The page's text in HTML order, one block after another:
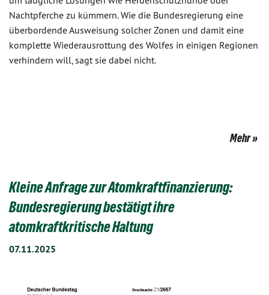
Nachtpferche zu kümmern. Wie die Bundesregierung eine
überbordende Ausweisung solcher Zonen und damit eine
komplette Wiederausrottung des Wolfes in einigen Regionen
verhindern will, sagt sie dabei nicht.
Mehr
Kleine Anfrage zur Atomkraftfinanzierung:
Bundesregierung bestätigt ihre
atomkraftkritische Haltung
07.11.2025